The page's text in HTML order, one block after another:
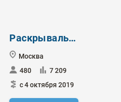
Раскрывальщик
Москва
480
7 209
с 4 октября 2019